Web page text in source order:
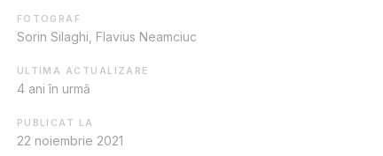
FOTOGRAF
Sorin Silaghi, Flavius Neamciuc
ULTIMA ACTUALIZARE
4 ani în urmă
PUBLICAT LA
22 noiembrie 2021